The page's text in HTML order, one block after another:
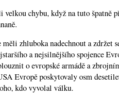
velkou chybu, když na tuto špatně
zhluboka nadechnout a zdržet
a nejsilnějšího spojence
o evropské armádě a
Evropě poskytovaly osm
kdo vyvolal válku.